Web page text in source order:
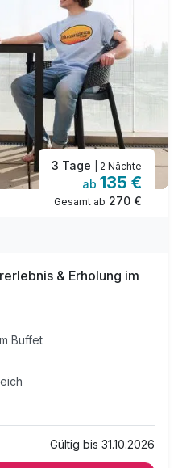
Leistungen*
Erlebnispark*
3 Tage | 2 Nächte
ab 135 €
Gesamt ab 270 €
& Erholung im
Buffet
Gültig bis 31.10.2026